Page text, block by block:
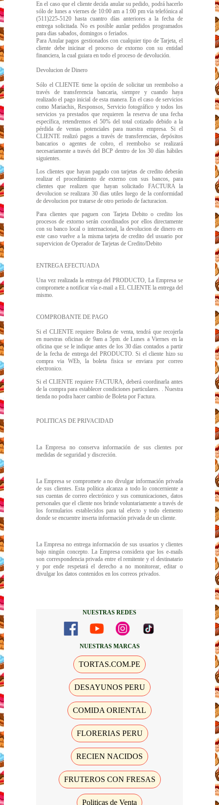
En el caso que el cliente decida anular su pedido, podrá hacerlo
sólo de lunes a viernes de 10:00 am a 1:00 pm vía telefónica al
(511)225-5120 hasta cuantro días anteriores a la fecha de
entrega solicitada. No es posible aunlar pedidos programados
para dias sabados, domingos o feriados.
Para Anular pagos gestionados con cualquier tipo de Tarjeta, el
cliente debe inicinar el proceso de extorno con su entidad
financiera, la cual guiara en todo el proceso de devolución.
Devolucion de Dinero
Sólo el CLIENTE tiene la opción de solicitar un reembolso a
través de transferencia bancaria, siempre y cuando haya
realizado el pago inicial de esta manera. En el caso de servicios
como Mariachis, Responsos, Servicio fotográfico y todos los
servicios ya prestados que requieren la reserva de una fecha
específica, retendremos el 50% del total cotizado debido a la
pérdida de ventas potenciales para nuestra empresa. Si el
CLIENTE realizó pagos a través de transferencias, depósitos
bancarios o agentes de cobro, el reembolso se realizará
necesariamente a través del BCP dentro de los 30 días hábiles
siguientes.
Los clientes que hayan pagado con tarjetas de credito deberán
realizar el procedimiento de externo con sus bancos, para
clientes que realizen que hayan solicitado FACTURA la
devolucion se realizara 30 dias utiles luego de la conformidad
de devolucion por tratarse de otro periodo de facturacion.
Para clientes que paguen con Tarjeta Debito o credito los
procesos de extorno serán coordinados por ellos directamente
con su banco local o internacional, la devolucion de dinero en
este caso vuelve a la misma tarjeta de credito del usuario por
supervicion de Operador de Tarjetas de Credito/Debito
ENTREGA EFECTUADA
Una vez realizada la entrega del PRODUCTO, La Empresa se
compromete a notificar vía e-mail a EL CLIENTE la entrega del
mismo.
COMPROBANTE DE PAGO
Si el CLIENTE requiere Boleta de venta, tendrá que recojerla
en nuestras oficinas de 9am a 5pm. de Lunes a Viernes en la
oficina que se le indique antes de los 30 días contados a partir
de la fecha de entrega del PRODUCTO. Si el cliente hizo su
compra via WEb, la boleta fisica se enviara por correo
electronico.
Si el CLIENTE requiere FACTURA, deberá coordinarla antes
de la compra para establecer condiciones particulares. . Nuestra
tienda no podra hacer cambio de Boleta por Factura.
POLITICAS DE PRIVACIDAD
La Empresa no conserva información de sus clientes por
medidas de seguridad y discreción.
La Empresa se compromete a no divulgar información privada
de sus clientes. Esta política alcanza a todo lo concerniente a
sus cuentas de correo electrónico y sus comunicaciones, datos
personales que el cliente nos brinde voluntariamente a través de
los formularios establecidos para tal efecto y todo elemento
donde se encuentre inserta información privada de un cliente.
La Empresa no entrega información de sus usuarios y clientes
bajo ningún concepto. La Empresa considera que los e-mails
son correspondencia privada entre el remitente y el destinatario
y por ende respetará el derecho a no monitorear, editar o
divulgar los datos contenidos en los correos privados.
NUESTRAS REDES
NUESTRAS MARCAS
TORTAS.COM.PE
DESAYUNOS PERU
COMIDA ORIENTAL
FLORERIAS PERU
RECIEN NACIDOS
FRUTEROS CON FRESAS
Politicas de Venta